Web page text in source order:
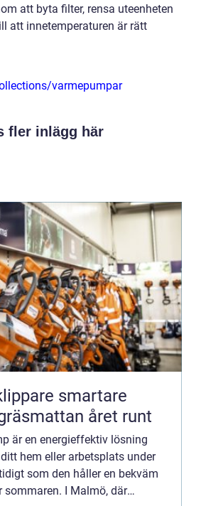
att byta filter, rensa uteenheten
att innetemperaturen är rätt
varmepumpar
fler inlägg här
smartare
året runt
är en energieffektiv lösning
hem eller arbetsplats under
som den håller en bekväm
sommaren. I Malmö, där